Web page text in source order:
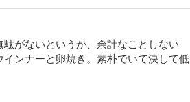
がないというか、余計なことしない
インナーと卵焼き。素朴でいて決して低